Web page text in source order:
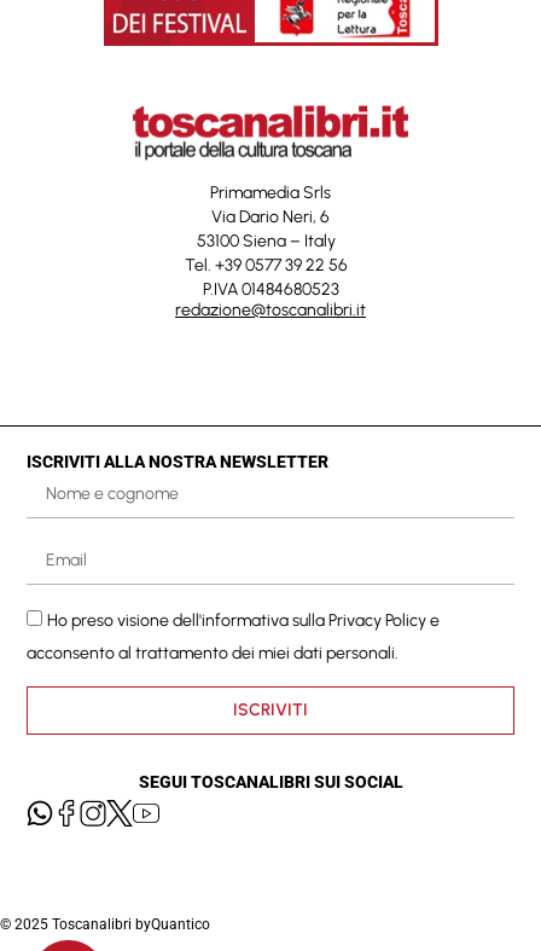
Primamedia Srls
Via Dario Neri, 6
53100 Siena – Italy
Tel. +39 0577 39 22 56
P.IVA 01484680523
redazione@toscanalibri.it
ISCRIVITI ALLA NOSTRA NEWSLETTER
Ho preso visione dell'informativa sullaPrivacy Policye
acconsento al trattamento dei miei dati personali.
ISCRIVITI
SEGUI TOSCANALIBRI SUI SOCIAL
© 2025 Toscanalibri byQuantico